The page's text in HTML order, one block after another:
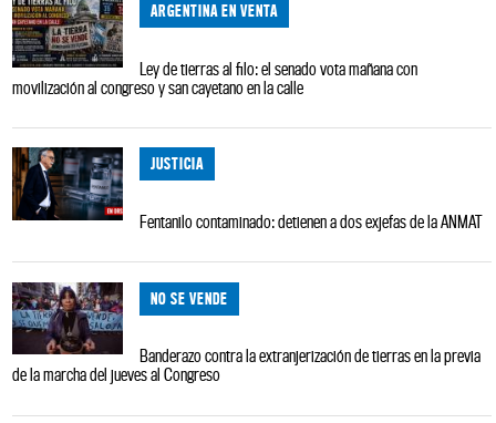
ARGENTINA EN VENTA
Ley de tierras al filo: el senado vota mañana con
movilización al congreso y san cayetano en la calle
JUSTICIA
Fentanilo contaminado: detienen a dos exjefas de la ANMAT
NO SE VENDE
Banderazo contra la extranjerización de tierras en la previa
de la marcha del jueves al Congreso